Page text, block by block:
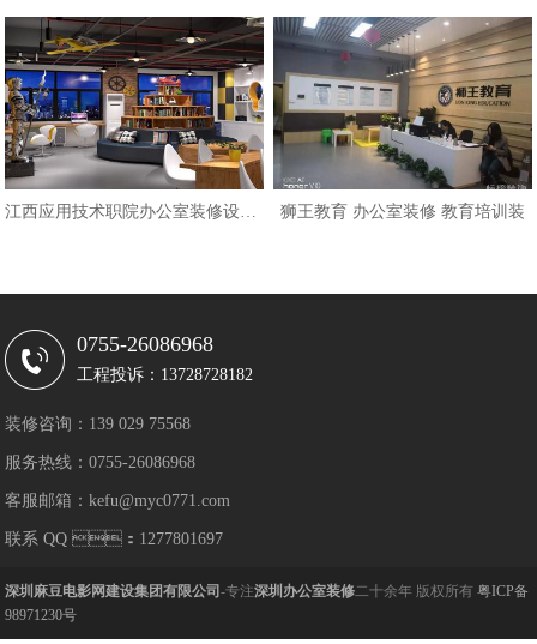
江西应用技术职院办公室装修设计效 狮王教育 办公室装修 教育培训装
0755-26086968
工程投诉：13728728182
装修咨询：139 029 75568
服务热线：0755-26086968
客服邮箱：kefu@myc0771.com
联系 QQ ：1277801697
深圳麻豆电影网建设集团有限公司-专注深圳办公室装修二十余年 版权所有粤ICP备
98971230号